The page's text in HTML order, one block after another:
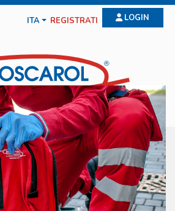
ITA REGISTRATI LOGIN